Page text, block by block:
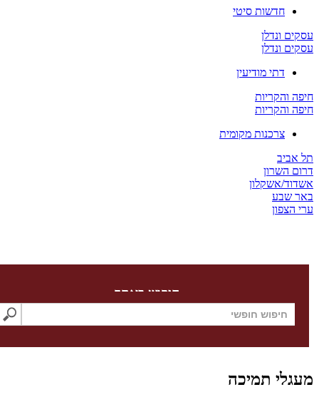
חדשות סיטי
ונדלן
ונדלן
דתי מודיעין
והקריות
והקריות
צרכנות מקומית
אביב
השרון
אשקלון
שבע
הצפון
חיפוש באתר
תמיכה